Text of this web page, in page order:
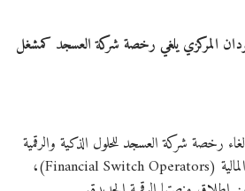
المركزي يلغي رخصة شركة العسجد كمشغل
رخصة شركة العسجد للحلول الذكية والرقمية
كمشغل لمحولات المعاملات المالية (Financial Switch Operators)،